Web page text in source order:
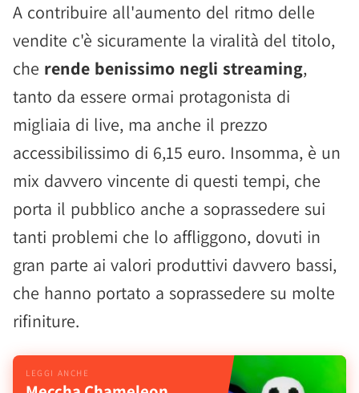
A contribuire all'aumento del ritmo delle
vendite c'è sicuramente la viralità del titolo,
che rende benissimo negli streaming,
tanto da essere ormai protagonista di
migliaia di live, ma anche il prezzo
accessibilissimo di 6,15 euro. Insomma, è un
mix davvero vincente di questi tempi, che
porta il pubblico anche a soprassedere sui
tanti problemi che lo affliggono, dovuti in
gran parte ai valori produttivi davvero bassi,
che hanno portato a soprassedere su molte
rifiniture.